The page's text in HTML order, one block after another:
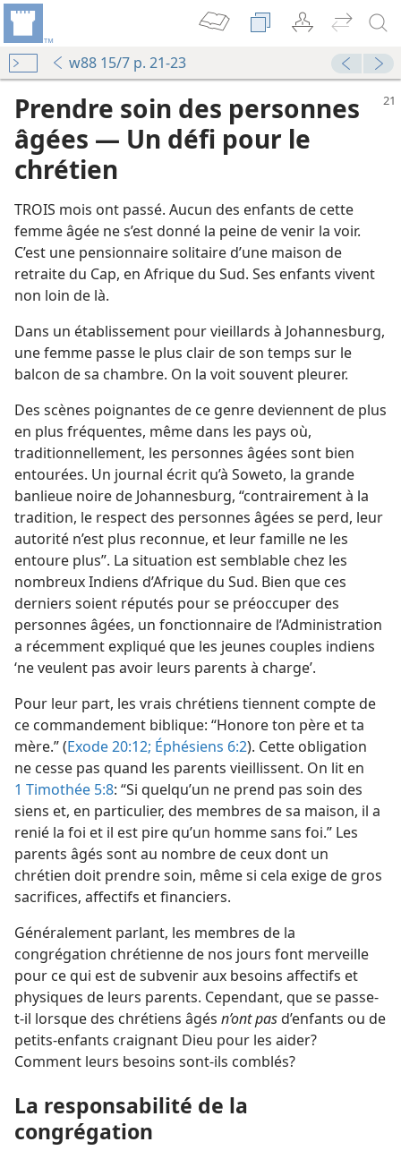
w88 15/7 p. 21-23
Prendre soin des personnes
âgées — Un défi pour le
chrétien
TROIS mois ont passé. Aucun des enfants de cette
femme âgée ne s’est donné la peine de venir la voir.
C’est une pensionnaire solitaire d’une maison de
retraite du Cap, en Afrique du Sud. Ses enfants vivent
non loin de là.
Dans un établissement pour vieillards à Johannesburg,
une femme passe le plus clair de son temps sur le
balcon de sa chambre. On la voit souvent pleurer.
Des scènes poignantes de ce genre deviennent de plus
en plus fréquentes, même dans les pays où,
traditionnellement, les personnes âgées sont bien
entourées. Un journal écrit qu’à Soweto, la grande
banlieue noire de Johannesburg, “contrairement à la
tradition, le respect des personnes âgées se perd, leur
autorité n’est plus reconnue, et leur famille ne les
entoure plus”. La situation est semblable chez les
nombreux Indiens d’Afrique du Sud. Bien que ces
derniers soient réputés pour se préoccuper des
personnes âgées, un fonctionnaire de l’Administration
a récemment expliqué que les jeunes couples indiens
‘ne veulent pas avoir leurs parents à charge’.
Pour leur part, les vrais chrétiens tiennent compte de
ce commandement biblique: “Honore ton père et ta
mère.” (Exode 20:12; Éphésiens 6:2). Cette obligation
ne cesse pas quand les parents vieillissent. On lit en
1 Timothée 5:8: “Si quelqu’un ne prend pas soin des
siens et, en particulier, des membres de sa maison, il a
renié la foi et il est pire qu’un homme sans foi.” Les
parents âgés sont au nombre de ceux dont un
chrétien doit prendre soin, même si cela exige de gros
sacrifices, affectifs et financiers.
Généralement parlant, les membres de la
congrégation chrétienne de nos jours font merveille
pour ce qui est de subvenir aux besoins affectifs et
physiques de leurs parents. Cependant, que se passe-
t-il lorsque des chrétiens âgés n’ont pasd’enfants ou de
petits-enfants craignant Dieu pour les aider?
Comment leurs besoins sont-ils comblés?
La responsabilité de la
congrégation